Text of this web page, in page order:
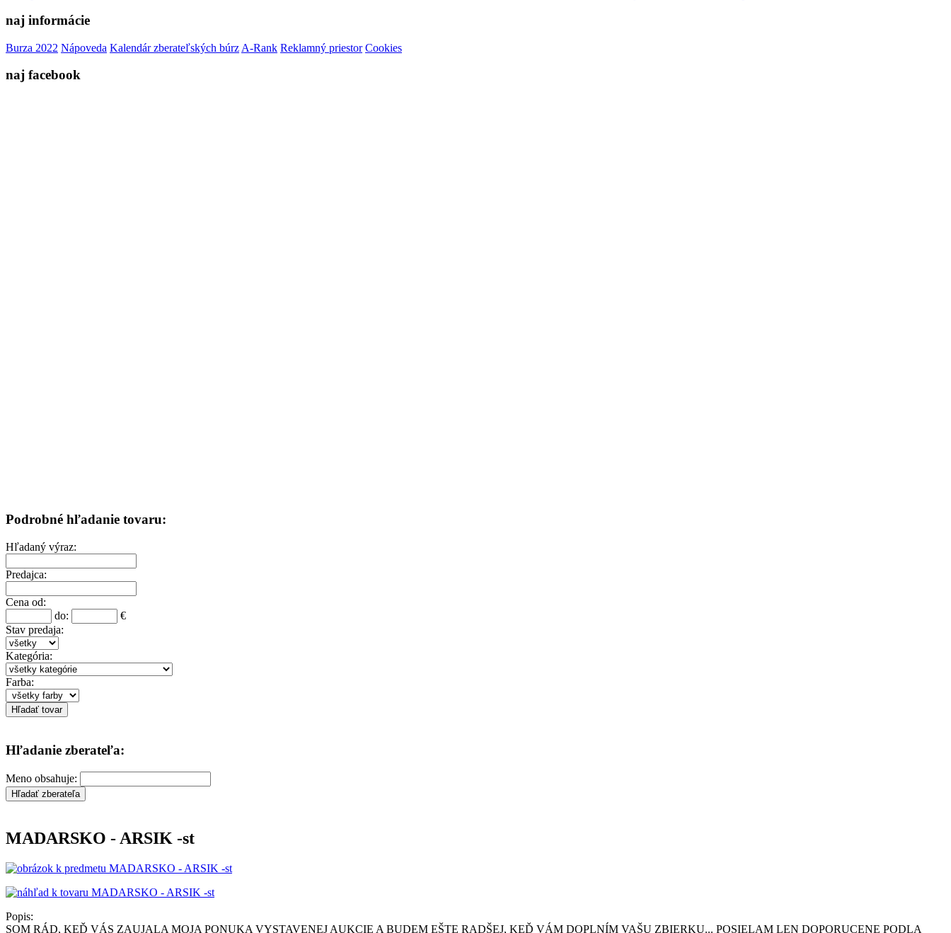
naj informácie
Burza 2022 Nápoveda Kalendár zberateľských búrz A-Rank Reklamný priestor Cookies
naj facebook
Podrobné hľadanie tovaru:
Hľadaný výraz:
Predajca:
Cena od:
do:
€
Stav predaja:
Kategória:
Farba:
Hľadanie zberateľa:
Meno obsahuje:
MADARSKO - ARSIK -st
Popis:
SOM RÁD, KEĎ VÁS ZAUJALA MOJA PONUKA VYSTAVENEJ AUKCIE A BUDEM EŠTE RADŠEJ, KEĎ VÁM DOPLNÍM VAŠU ZBIERKU... POSIELAM LEN DOPORUCENE PODLA